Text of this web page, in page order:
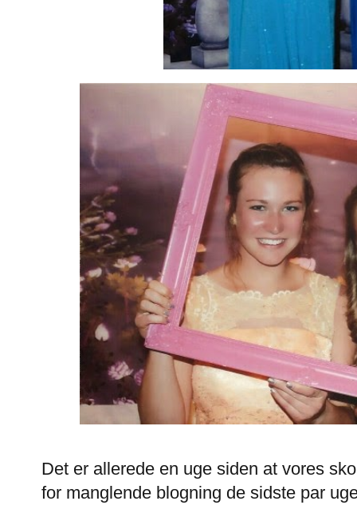
Det er allerede en uge siden at vores
for manglende blogning de sidste par